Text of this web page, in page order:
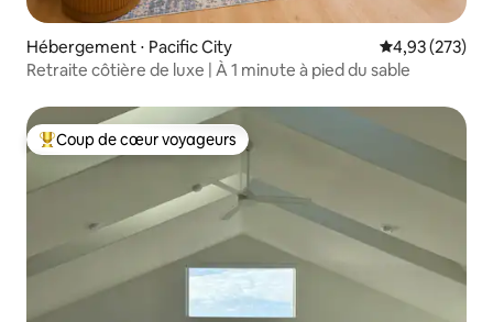
Hébergement ⋅ Pacific City Évaluation
4,93 (273)
Retraite côtière de luxe | À 1 minute à pied du sable
Coups de cœur voyageurs les plus appréciés
Coup de cœur voyageurs